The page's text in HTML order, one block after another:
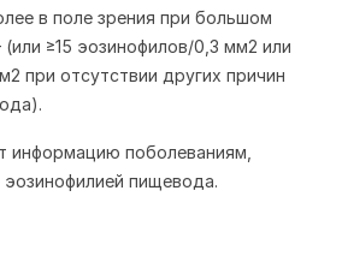
в поле зрения при большом
≥15 эозинофилов/0,3 мм2 или
при отсутствии других причин
информацию поболеваниям,
пищевода.